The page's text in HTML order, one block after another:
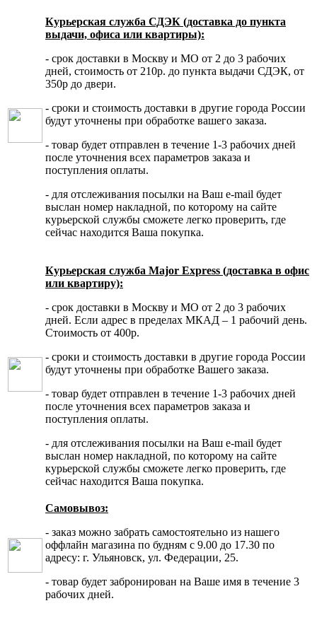
Курьерская служба СДЭК (доставка до пункта
выдачи, офиса или квартиры):
- срок доставки в Москву и МО от 2 до 3 рабочих
дней, стоимость от 210р. до пункта выдачи СДЭК, от
350р до двери.
- сроки и стоимость доставки в другие города России
будут уточнены при обработке вашего заказа.
- товар будет отправлен в течение 1-3 рабочих дней
после уточнения всех параметров заказа и
поступления оплаты.
- для отслеживания посылки на Ваш e-mail будет
выслан номер накладной, по которому на сайте
курьерской службы сможете легко проверить, где
сейчас находится Ваша покупка.
Курьерская служба Major Express (доставка в офис
или квартиру):
- срок доставки в Москву и МО от 2 до 3 рабочих
дней. Если адрес в пределах МКАД – 1 рабочий день.
Стоимость от 400р.
- сроки и стоимость доставки в другие города России
будут уточнены при обработке Вашего заказа.
- товар будет отправлен в течение 1-3 рабочих дней
после уточнения всех параметров заказа и
поступления оплаты.
- для отслеживания посылки на Ваш e-mail будет
выслан номер накладной, по которому на сайте
курьерской службы сможете легко проверить, где
сейчас находится Ваша покупка.
Самовывоз:
- заказ можно забрать самостоятельно из нашего
оффлайн магазина по будням с 9.00 до 17.30 по
адресу: г. Ульяновск, ул. Федерации, 25.
- товар будет забронирован на Ваше имя в течение 3
рабочих дней.